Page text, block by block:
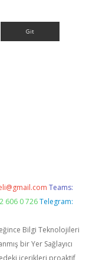
Teams:
606 0 726 Telegram:
Bilgi Teknolojileri
bir Yer Sağlayıcı
içerikleri proaktif